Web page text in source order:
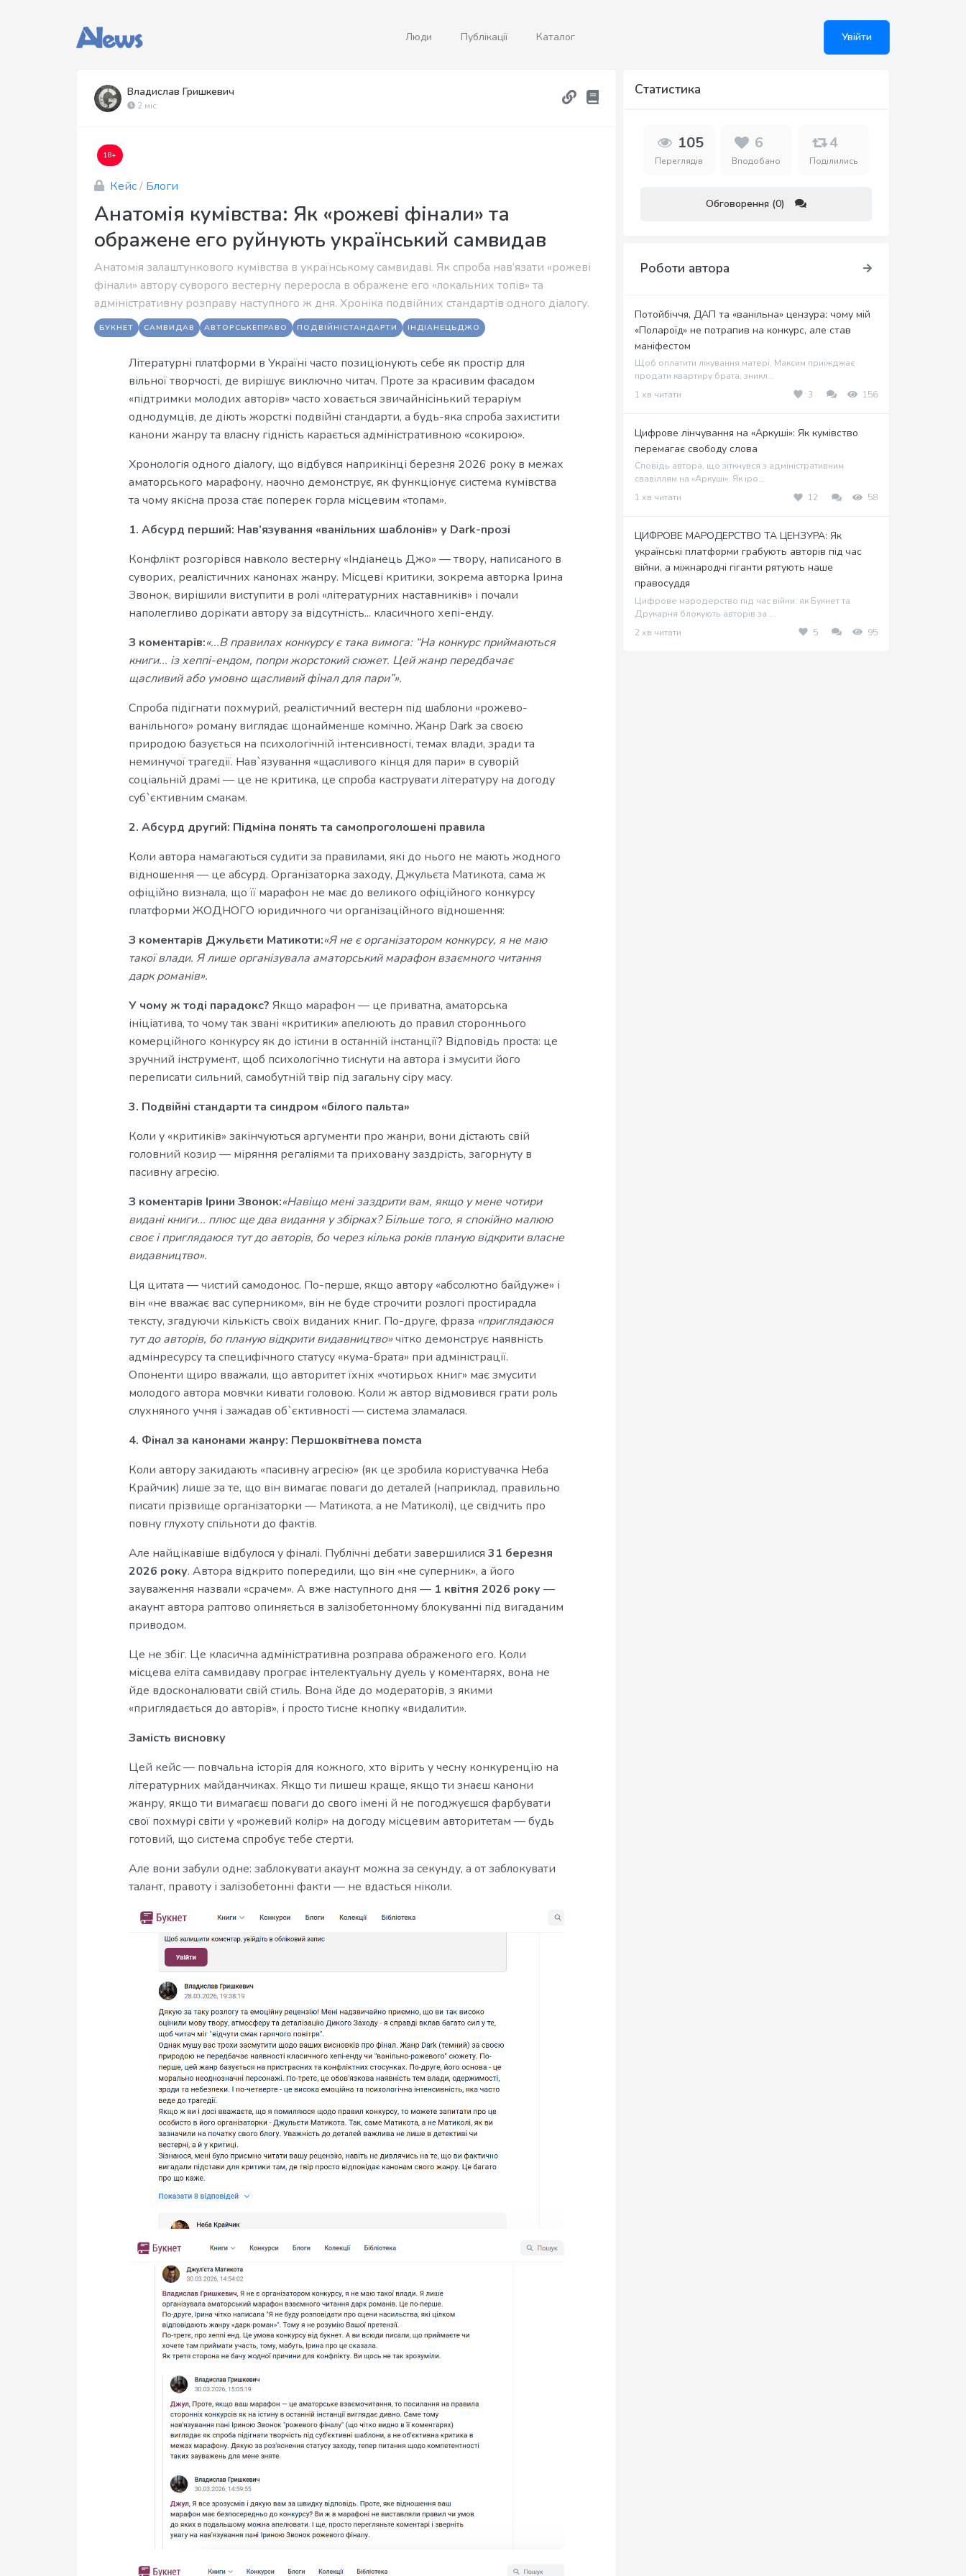
Люди Публікації Каталог Увійти
Владислав Гришкевич
2 міс
18+
Кейс/ Блоги
Анатомія кумівства: Як «рожеві фінали» та
ображене его руйнують український самвидав
Анатомія залаштункового кумівства в українському самвидаві. Як спроба нав’язати «рожеві
фінали» автору суворого вестерну переросла в ображене его «локальних топів» та
адміністративну розправу наступного ж дня. Хроніка подвійних стандартів одного діалогу.
БУКНЕТ САМВИДАВ АВТОРСЬКЕПРАВО ПОДВІЙНІСТАНДАРТИ ІНДІАНЕЦЬДЖО
Літературні платформи в Україні часто позиціонують себе як простір для
вільної творчості, де вирішує виключно читач. Проте за красивим фасадом
«підтримки молодих авторів» часто ховається звичайнісінький тераріум
однодумців, де діють жорсткі подвійні стандарти, а будь-яка спроба захистити
канони жанру та власну гідність карається адміністративною «сокирою».
Хронологія одного діалогу, що відбувся наприкінці березня 2026 року в межах
аматорського марафону, наочно демонструє, як функціонує система кумівства
та чому якісна проза стає поперек горла місцевим «топам».
1. Абсурд перший: Нав’язування «ванільних шаблонів» у Dark-прозі
Конфлікт розгорівся навколо вестерну «Індіанець Джо» — твору, написаного в
суворих, реалістичних канонах жанру. Місцеві критики, зокрема авторка Ірина
Звонок, вирішили виступити в ролі «літературних наставників» і почали
наполегливо дорікати автору за відсутність... класичного хепі-енду.
З коментарів:«...В правилах конкурсу є така вимога: “На конкурс приймаються
книги... із хеппі-ендом, попри жорстокий сюжет. Цей жанр передбачає
щасливий або умовно щасливий фінал для пари”».
Спроба підігнати похмурий, реалістичний вестерн під шаблони «рожево-
ванільного» роману виглядає щонайменше комічно. Жанр Dark за своєю
природою базується на психологічній інтенсивності, темах влади, зради та
неминучої трагедії. Нав`язування «щасливого кінця для пари» в суворій
соціальній драмі — це не критика, це спроба каструвати літературу на догоду
суб`єктивним смакам.
2. Абсурд другий: Підміна понять та самопроголошені правила
Коли автора намагаються судити за правилами, які до нього не мають жодного
відношення — це абсурд. Організаторка заходу, Джульєта Матикота, сама ж
офіційно визнала, що її марафон не має до великого офіційного конкурсу
платформи ЖОДНОГО юридичного чи організаційного відношення:
З коментарів Джульєти Матикоти:«Я не є організатором конкурсу, я не маю
такої влади. Я лише організувала аматорський марафон взаємного читання
дарк романів».
У чому ж тоді парадокс? Якщо марафон — це приватна, аматорська
ініціатива, то чому так звані «критики» апелюють до правил стороннього
комерційного конкурсу як до істини в останній інстанції? Відповідь проста: це
зручний інструмент, щоб психологічно тиснути на автора і змусити його
переписати сильний, самобутній твір під загальну сіру масу.
3. Подвійні стандарти та синдром «білого пальта»
Коли у «критиків» закінчуються аргументи про жанри, вони дістають свій
головний козир — міряння регаліями та приховану заздрість, загорнуту в
пасивну агресію.
З коментарів Ірини Звонок:«Навіщо мені заздрити вам, якщо у мене чотири
видані книги... плюс ще два видання у збірках? Більше того, я спокійно малюю
своє і приглядаюся тут до авторів, бо через кілька років планую відкрити власне
видавництво».
Ця цитата — чистий самодонос. По-перше, якщо автору «абсолютно байдуже» і
він «не вважає вас суперником», він не буде строчити розлогі простирадла
тексту, згадуючи кількість своїх виданих книг. По-друге, фраза «приглядаюся
тут до авторів, бо планую відкрити видавництво»чітко демонструє наявність
адмінресурсу та специфічного статусу «кума-брата» при адміністрації.
Опоненти щиро вважали, що авторитет їхніх «чотирьох книг» має змусити
молодого автора мовчки кивати головою. Коли ж автор відмовився грати роль
слухняного учня і зажадав об`єктивності — система зламалася.
4. Фінал за канонами жанру: Першоквітнева помста
Коли автору закидають «пасивну агресію» (як це зробила користувачка Неба
Крайчик) лише за те, що він вимагає поваги до деталей (наприклад, правильно
писати прізвище організаторки — Матикота, а не Матиколі), це свідчить про
повну глухоту спільноти до фактів.
Але найцікавіше відбулося у фіналі. Публічні дебати завершилися 31 березня
2026 року. Автора відкрито попередили, що він «не суперник», а його
зауваження назвали «срачем». А вже наступного дня — 1 квітня 2026 року —
акаунт автора раптово опиняється в залізобетонному блокуванні під вигаданим
приводом.
Це не збіг. Це класична адміністративна розправа ображеного его. Коли
місцева еліта самвидаву програє інтелектуальну дуель у коментарях, вона не
йде вдосконалювати свій стиль. Вона йде до модераторів, з якими
«приглядається до авторів», і просто тисне кнопку «видалити».
Замість висновку
Цей кейс — повчальна історія для кожного, хто вірить у чесну конкуренцію на
літературних майданчиках. Якщо ти пишеш краще, якщо ти знаєш канони
жанру, якщо ти вимагаєш поваги до свого імені й не погоджуєшся фарбувати
свої похмурі світи у «рожевий колір» на догоду місцевим авторитетам — будь
готовий, що система спробує тебе стерти.
Але вони забули одне: заблокувати акаунт можна за секунду, а от заблокувати
талант, правоту і залізобетонні факти — не вдасться ніколи.
Статистика
105
Переглядів
6
Вподобано
4
Поділились
Обговорення (0)
Роботи автора
Потойбіччя, ДАП та «ванільна» цензура: чому мій
«Полароїд» не потрапив на конкурс, але став
маніфестом
Щоб оплатити лікування матері, Максим приїжджає
продати квартиру брата, зникл...
1 хв читати
3 156
Цифрове лінчування на «Аркуші»: Як кумівство
перемагає свободу слова
Сповідь автора, що зіткнувся з адміністративним
свавіллям на «Аркуші». Як іро...
1 хв читати
12 58
ЦИФРОВЕ МАРОДЕРСТВО ТА ЦЕНЗУРА: Як
українські платформи грабують авторів під час
війни, а міжнародні гіганти рятують наше
правосуддя
Цифрове мародерство під час війни: як Букнет та
Друкарня блокують авторів за ...
2 хв читати
5 95